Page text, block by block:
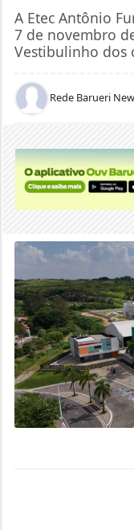
A Etec Antônio
7 de novembro
Vestibulinho dos
Rede Barueri